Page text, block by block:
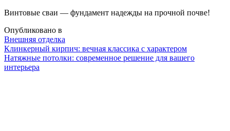
Винтовые сваи — фундамент надежды на прочной почве!
Опубликовано в
Внешняя отделка
Навигация
Клинкерный кирпич: вечная классика с характером
Натяжные потолки: современное решение для вашего
интерьера